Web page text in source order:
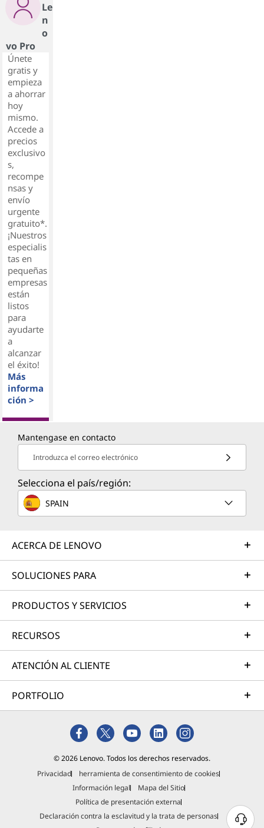
Le
n
o
vo Pro
Únete
gratis y
empieza
a ahorrar
hoy
mismo.
Accede a
precios
exclusivo
s,
recompe
nsas y
envío
urgente
gratuito*.
¡Nuestros
especialis
tas en
pequeñas
empresas
están
listos
para
ayudarte
a
alcanzar
el éxito!
Más
informa
ción >
Mantengase en contacto
Introduzca el correo electrónico
Selecciona el país/región:
SPAIN
ACERCA DE LENOVO
SOLUCIONES PARA
PRODUCTOS Y SERVICIOS
RECURSOS
ATENCIÓN AL CLIENTE
PORTFOLIO
© 2026 Lenovo. Todos los derechos reservados.
Privacidad
herramienta de consentimiento de cookies
Información legal
Mapa del Sitio
Política de presentación externa
Declaración contra la esclavitud y la trata de personas